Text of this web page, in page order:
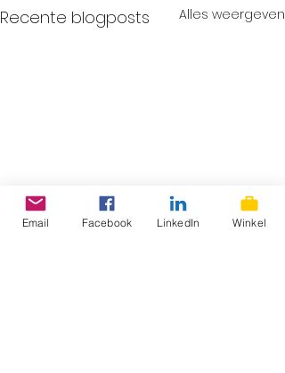
Recente blogposts Alles weergeven
Email Facebook LinkedIn Winkel